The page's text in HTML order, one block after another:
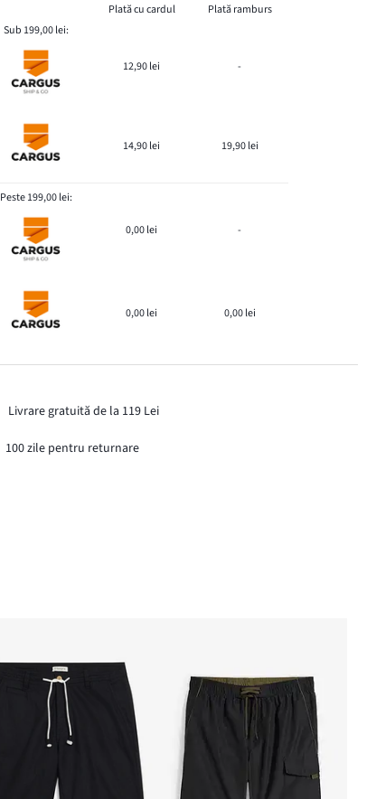
Plată cu cardul
Plată ramburs
Sub 199,00 lei:
12,90 lei -
14,90 lei 19,90 lei
Peste 199,00 lei:
0,00 lei -
0,00 lei 0,00 lei
Livrare gratuită de la 119 Lei
100 zile pentru returnare